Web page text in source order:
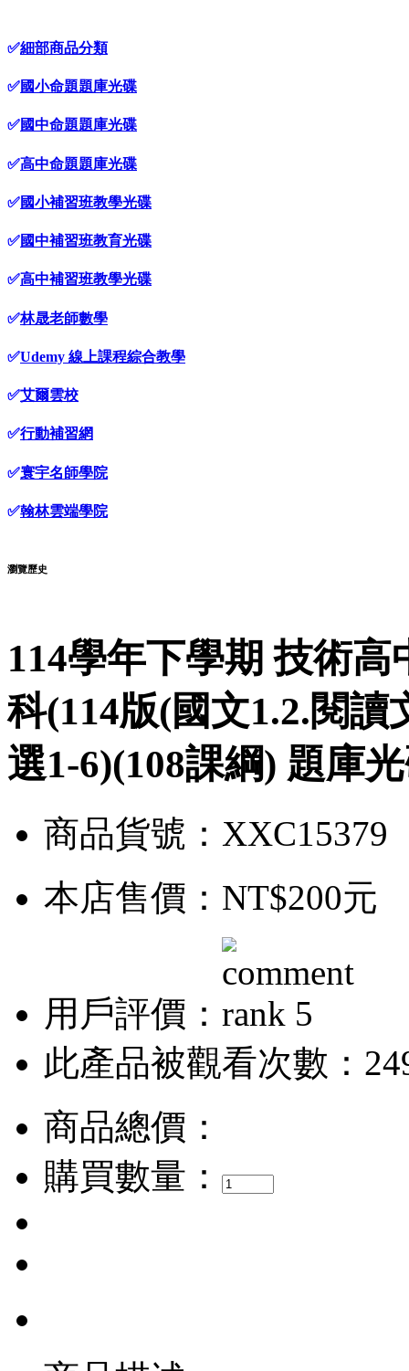
✅細部商品分類
✅國小命題題庫光碟
✅國中命題題庫光碟
✅高中命題題庫光碟
✅國小補習班教學光碟
✅國中補習班教育光碟
✅高中補習班教學光碟
✅林晟老師數學
✅Udemy 線上課程綜合教學
✅艾爾雲校
✅行動補習網
✅寰宇名師學院
✅翰林雲端學院
瀏覽歷史
114學年下學期 技術
科(114版(國文1.2.閱讀
選1-6)(108課綱) 題庫
商品貨號：XXC15379
本店售價： NT$200元
用戶評價：
此產品被觀看次數：
商品總價：
購買數量：